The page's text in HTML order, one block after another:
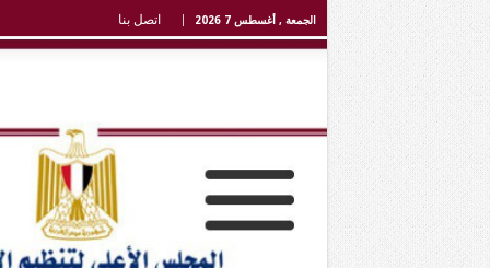
الجمعة , أغسطس 7 2026 اتصل بنا